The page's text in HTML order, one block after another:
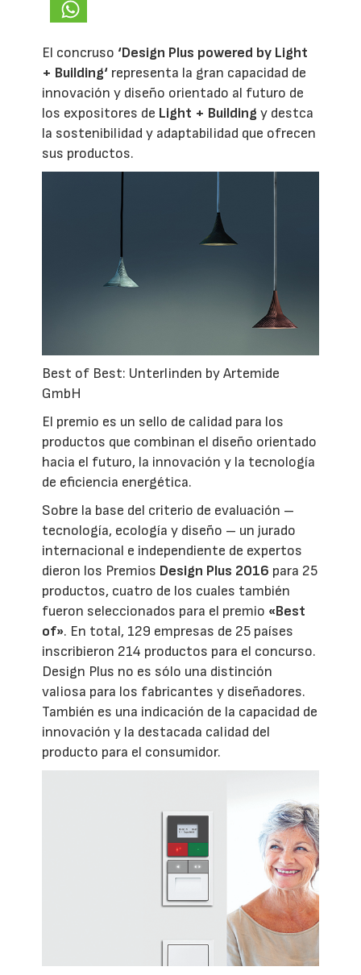
El concruso ‘Design Plus powered by Light
+ Building‘ representa la gran capacidad de
innovación y diseño orientado al futuro de
los expositores de Light + Building y destca
la sostenibilidad y adaptabilidad que ofrecen
sus productos.
Best of Best: Unterlinden by Artemide
GmbH
El premio es un sello de calidad para los
productos que combinan el diseño orientado
hacia el futuro, la innovación y la tecnología
de eficiencia energética.
Sobre la base del criterio de evaluación –
tecnología, ecología y diseño – un jurado
internacional e independiente de expertos
dieron los Premios Design Plus 2016 para 25
productos, cuatro de los cuales también
fueron seleccionados para el premio «Best
of». En total, 129 empresas de 25 países
inscribieron 214 productos para el concurso.
Design Plus no es sólo una distinción
valiosa para los fabricantes y diseñadores.
También es una indicación de la capacidad de
innovación y la destacada calidad del
producto para el consumidor.